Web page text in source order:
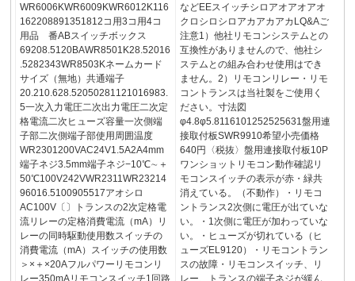
WR6006KWR6009KWR6012K116
162208891351812コ用3コ用4コ
用品 番ABスイッチボックス
69208.5120BAWR8501K28.52016
.5282343WR8503Kネームカード
サイズ（無地）共通端子
20.210.628.52050281121016983.
5一次入力電圧二次出力電圧二次定
格電流二次ヒューズ容量一次側端
子部二次側端子部使用周囲温度
WR2301200VAC24V1.5A2A4mm
端子ネジ3.5mm端子ネジ−10℃∼＋
50℃100V242VWR2311WR23214
96016.5100905517アオシロ
AC100V〔〕トランスの2次定格電
流リレーの定格消費電流（mA）リ
レーの同時駆動使用数スイッチの
消費電流（mA）スイッチの使用数
＞×＋×20Aフルパワーリモコンリ
などEEスイッチシロアオアオアオ
クロシロシロアカアカアカLQ&Aご
注意1）他社リモコンシステムとの
互換性がありませんので、他社シ
ステムとの組み合わせ使用はでき
ません。2）リモコンリレー・リモ
コントランスは当社製をご使用く
ださい。寸法図
φ4.8φ5.8116101252525631盤用連
接取付板SWR9910希望小売価格
640円〈税抜〉盤用連接取付板10P
ワンショットリモコン動作確認リ
モコンスイッチの表示が赤・緑共
消えている。（不動作）・リモコ
ントランス2次側に電圧が出ていな
い。・1次側に電圧が加わっていな
い。・ヒューズが切れている（ヒ
ューズEL9120）・リモコントラン
スの故障・リモコンスイッチ、リ